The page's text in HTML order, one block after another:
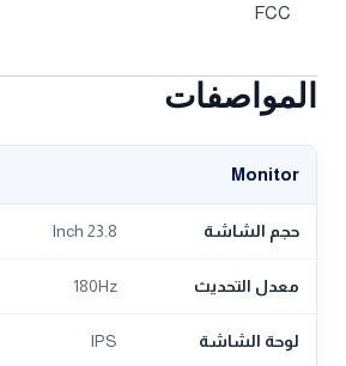
FCC
المواصفات
Monitor
حجم الشاشة 23.8 Inch
معدل التحديث 180Hz
لوحة الشاشة IPS